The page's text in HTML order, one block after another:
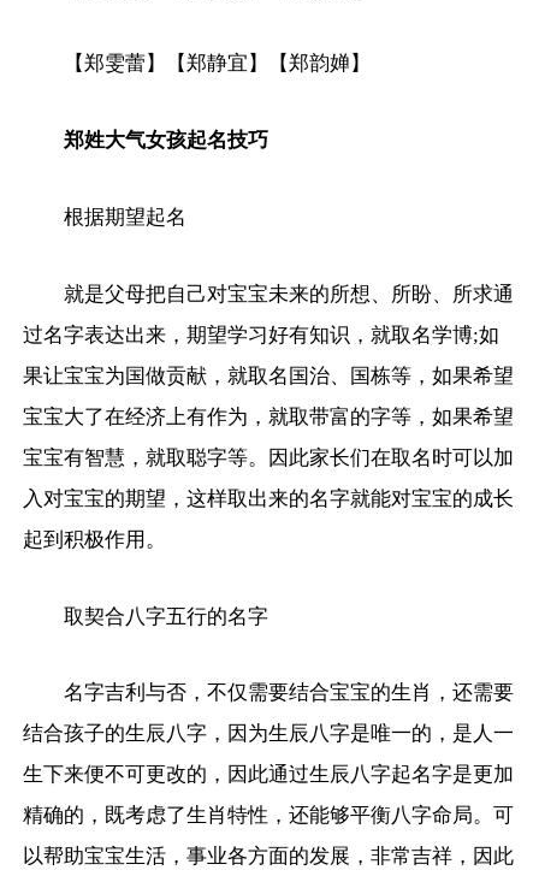
【郑雯蕾】【郑静宜】【郑韵婵】
郑姓大气女孩起名技巧
根据期望起名
就是父母把自己对宝宝未来的所想、所盼、所求通
过名字表达出来，期望学习好有知识，就取名学博;如
果让宝宝为国做贡献，就取名国治、国栋等，如果希望
宝宝大了在经济上有作为，就取带富的字等，如果希望
宝宝有智慧，就取聪字等。因此家长们在取名时可以加
入对宝宝的期望，这样取出来的名字就能对宝宝的成长
起到积极作用。
取契合八字五行的名字
名字吉利与否，不仅需要结合宝宝的生肖，还需要
结合孩子的生辰八字，因为生辰八字是唯一的，是人一
生下来便不可更改的，因此通过生辰八字起名字是更加
精确的，既考虑了生肖特性，还能够平衡八字命局。可
以帮助宝宝生活，事业各方面的发展，非常吉祥，因此